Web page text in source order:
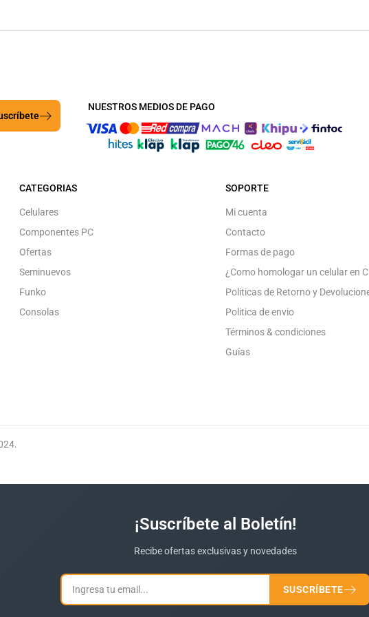
NUESTROS MEDIOS DE PAGO
CATEGORIAS
Celulares
Componentes PC
Ofertas
Seminuevos
Funko
Consolas
SOPORTE
Mi cuenta
Contacto
Formas de pago
¿Como homologar un celular en
Politicas de Retorno y
Politica de envio
Términos & condiciones
Guías
¡Suscríbete al Boletín!
Recibe ofertas exclusivas y novedades
SUSCRÍBETE